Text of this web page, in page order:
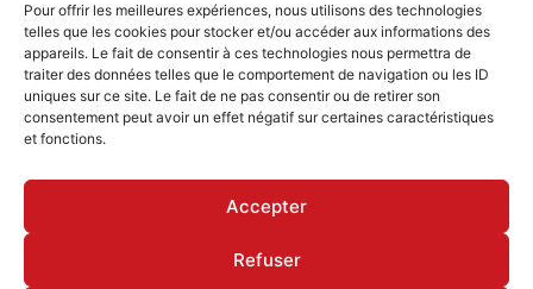
Pour offrir les meilleures expériences, nous utilisons des technologies
telles que les cookies pour stocker et/ou accéder aux informations des
appareils. Le fait de consentir à ces technologies nous permettra de
traiter des données telles que le comportement de navigation ou les ID
uniques sur ce site. Le fait de ne pas consentir ou de retirer son
consentement peut avoir un effet négatif sur certaines caractéristiques
et fonctions.
Accepter
Refuser
Inscription listes électorales
Recensement militaire
Le journal de ma ville
Gestion des déchets
Mentions légales & politique de confidentialité